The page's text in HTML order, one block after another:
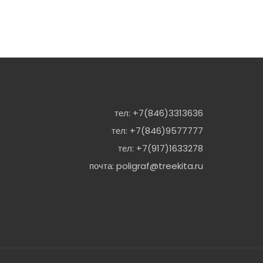
тел: +7(846)3313636
тел: +7(846)9577777
тел: +7(917)1633278
почта: poligraf@treekita.ru